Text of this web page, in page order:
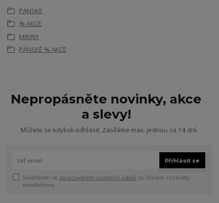
PÁNSKÉ
% AKCE
MIKINY
PÁNSKÉ % AKCE
Nepropásněte novinky, akce
a slevy!
Můžete se kdykoli odhlásit. Zasíláme max. jednou za 14 dní.
Přihlásit se
Souhlasím se zpracováním osobních údajů za účelem rozesílky
newsletteru.